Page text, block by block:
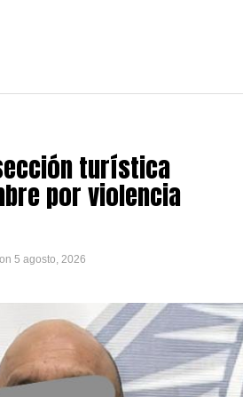
turística
por violencia
on 5 agosto, 2026